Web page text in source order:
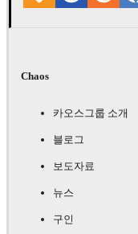
Chaos
카오스그룹 소개
블로그
보도자료
뉴스
구인